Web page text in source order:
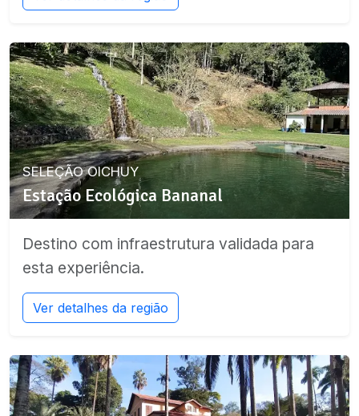
SELEÇÃO OICHUY
Estação Ecológica Bananal
Destino com infraestrutura validada para
esta experiência.
Ver detalhes da região